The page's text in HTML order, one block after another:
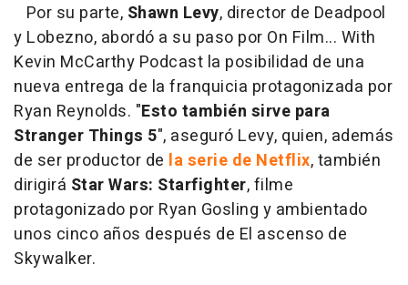
Por su parte, Shawn Levy, director de Deadpool
y Lobezno, abordó a su paso por On Film... With
Kevin McCarthy Podcast la posibilidad de una
nueva entrega de la franquicia protagonizada por
Ryan Reynolds. "Esto también sirve para
Stranger Things 5", aseguró Levy, quien, además
de ser productor de la serie de Netflix, también
dirigirá Star Wars: Starfighter, filme
protagonizado por Ryan Gosling y ambientado
unos cinco años después de El ascenso de
Skywalker.